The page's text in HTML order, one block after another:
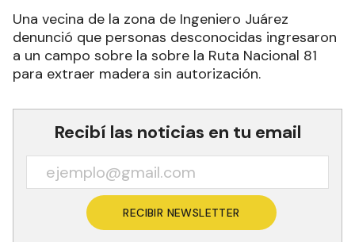
Una vecina de la zona de Ingeniero Juárez
denunció que personas desconocidas ingresaron
a un campo sobre la sobre la Ruta Nacional 81
para extraer madera sin autorización.
Recibí las noticias en tu email
RECIBIR NEWSLETTER